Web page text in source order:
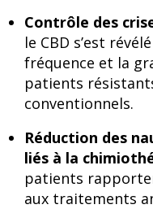
Contrôle des
le CBD s’est
fréquence et la
patients
conventionnels.
Réduction des
liés à la
patients
aux traitements